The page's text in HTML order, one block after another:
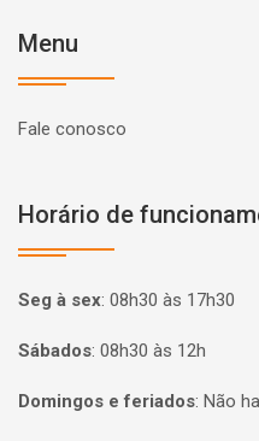
Menu
Fale conosco
Horário de
Seg à sex: 08h30 às 17h30
Sábados: 08h30 às 12h
Domingos e feriados: Não